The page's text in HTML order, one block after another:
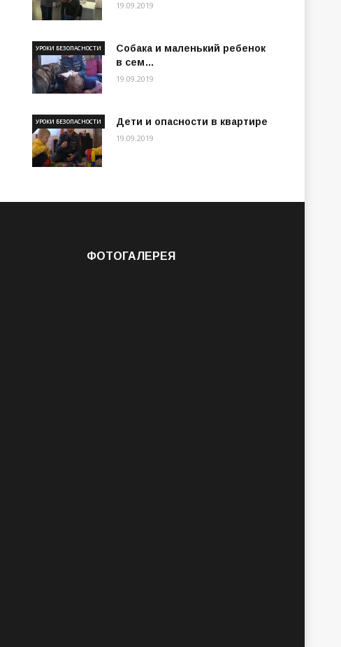
19.09.2019
Собака и маленький ребенок
в сем…
УРОКИ БЕЗОПАСНОСТИ
19.09.2019
Дети и опасности в квартире
УРОКИ БЕЗОПАСНОСТИ
19.09.2019
ФОТОГАЛЕРЕЯ